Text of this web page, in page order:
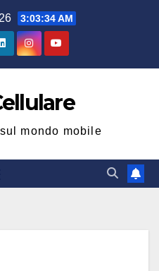
3:03:35 AM
mondo mobile